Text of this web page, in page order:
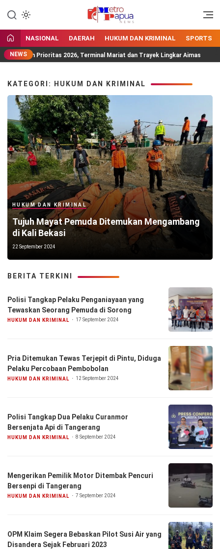
MetroPapua News
Jangan Gentar Bicara Benar
NASIONAL DAERAH HUKUM DAN KRIMINAL SPORTS
NEWSPrioritas 2026, Terminal Mariat dan Trayek Lingkar Aimas
KATEGORI: HUKUM DAN KRIMINAL
HUKUM DAN KRIMINAL
Tujuh Mayat Pemuda Ditemukan Mengambang
di Kali Bekasi
22 September 2024
BERITA TERKINI
Polisi Tangkap Pelaku Penganiayaan yang
Tewaskan Seorang Pemuda di Sorong
HUKUM DAN KRIMINAL 17 September 2024
Pria Ditemukan Tewas Terjepit di Pintu, Diduga
Pelaku Percobaan Pembobolan
HUKUM DAN KRIMINAL 12 September 2024
Polisi Tangkap Dua Pelaku Curanmor
Bersenjata Api di Tangerang
HUKUM DAN KRIMINAL 8 September 2024
Mengerikan Pemilik Motor Ditembak Pencuri
Bersenpi di Tangerang
HUKUM DAN KRIMINAL 7 September 2024
OPM Klaim Segera Bebaskan Pilot Susi Air yang
Disandera Sejak Februari 2023